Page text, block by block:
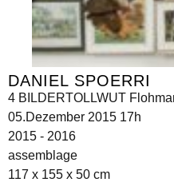
DANIEL SPOERRI
4 BILDERTOLLWUT
05.Dezember 2015 17h
2015 - 2016
assemblage
117 x 155 x 50 cm